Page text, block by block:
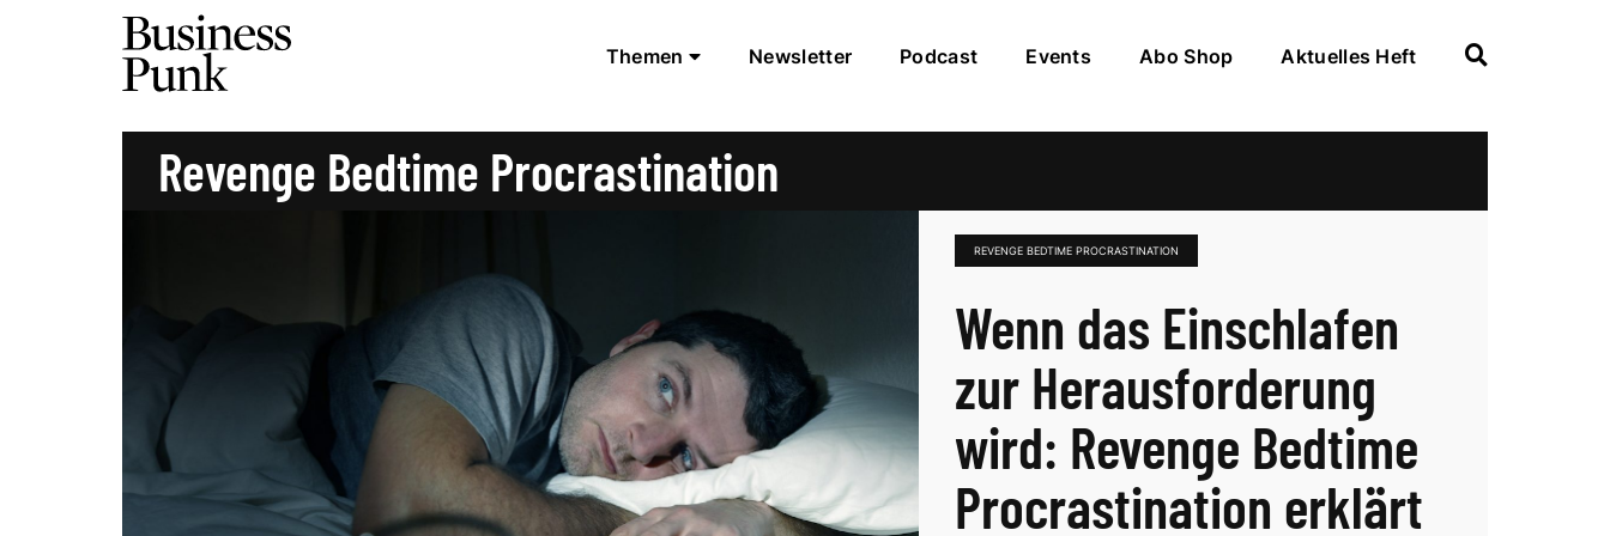
Themen Newsletter Podcast Events Abo Shop Aktuelles Heft
Revenge Bedtime Procrastination
REVENGE BEDTIME PROCRASTINATION
Wenn das Einschlafen
zur Herausforderung
wird: Revenge Bedtime
Procrastination erklärt